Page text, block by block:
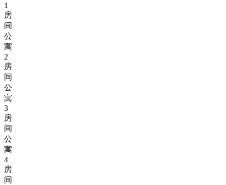
1
房
间
公
寓
2
房
间
公
寓
3
房
间
公
寓
4
房
间